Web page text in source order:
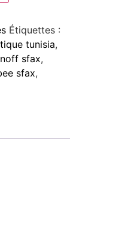
Étiquettes :
tunisia,
sfax,
sfax,